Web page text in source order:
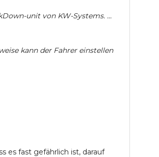
unit von KW-Systems. ...
kann der Fahrer einstellen
es fast gefährlich ist, darauf